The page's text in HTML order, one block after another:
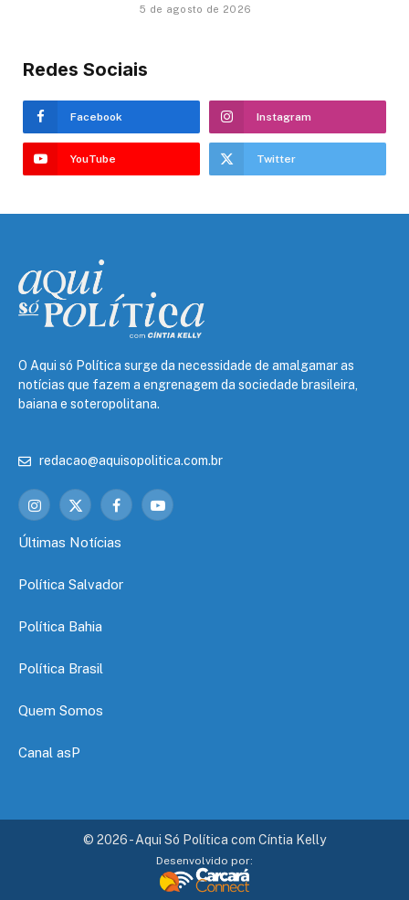
5 de agosto de 2026
Redes Sociais
Facebook Instagram
YouTube Twitter
O Aqui só Política surge da necessidade de amalgamar as
notícias que fazem a engrenagem da sociedade brasileira,
baiana e soteropolitana.
redacao@aquisopolitica.com.br
Instagram
X
FacebookYouTube
Últimas Notícias
Política Salvador
Política Bahia
Política Brasil
Quem Somos
Canal asP
© 2026 - Aqui Só Política com Cíntia Kelly
Desenvolvido por: